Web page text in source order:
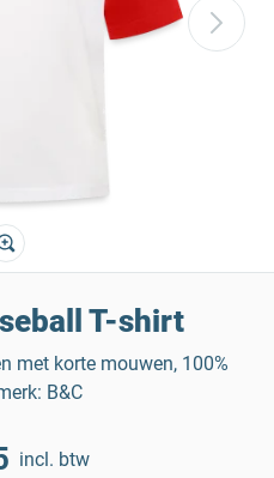
T-shirt
met korte mouwen, 100%
B&C
incl. btw